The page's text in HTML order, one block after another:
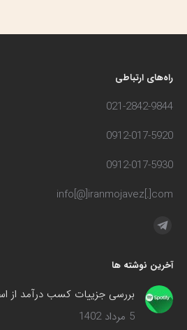
راه‌های ارتباطی
021-2842-9844
0912-017-5920
0912-017-5930
info[@]iranmojavez[.]com
مارا در اینجا پیدا کنید:
تلگرام
در
پنجره
جدید
آخرین نوشته ها
بررسی جزییات کسب درآمد از
5 مرداد 1402